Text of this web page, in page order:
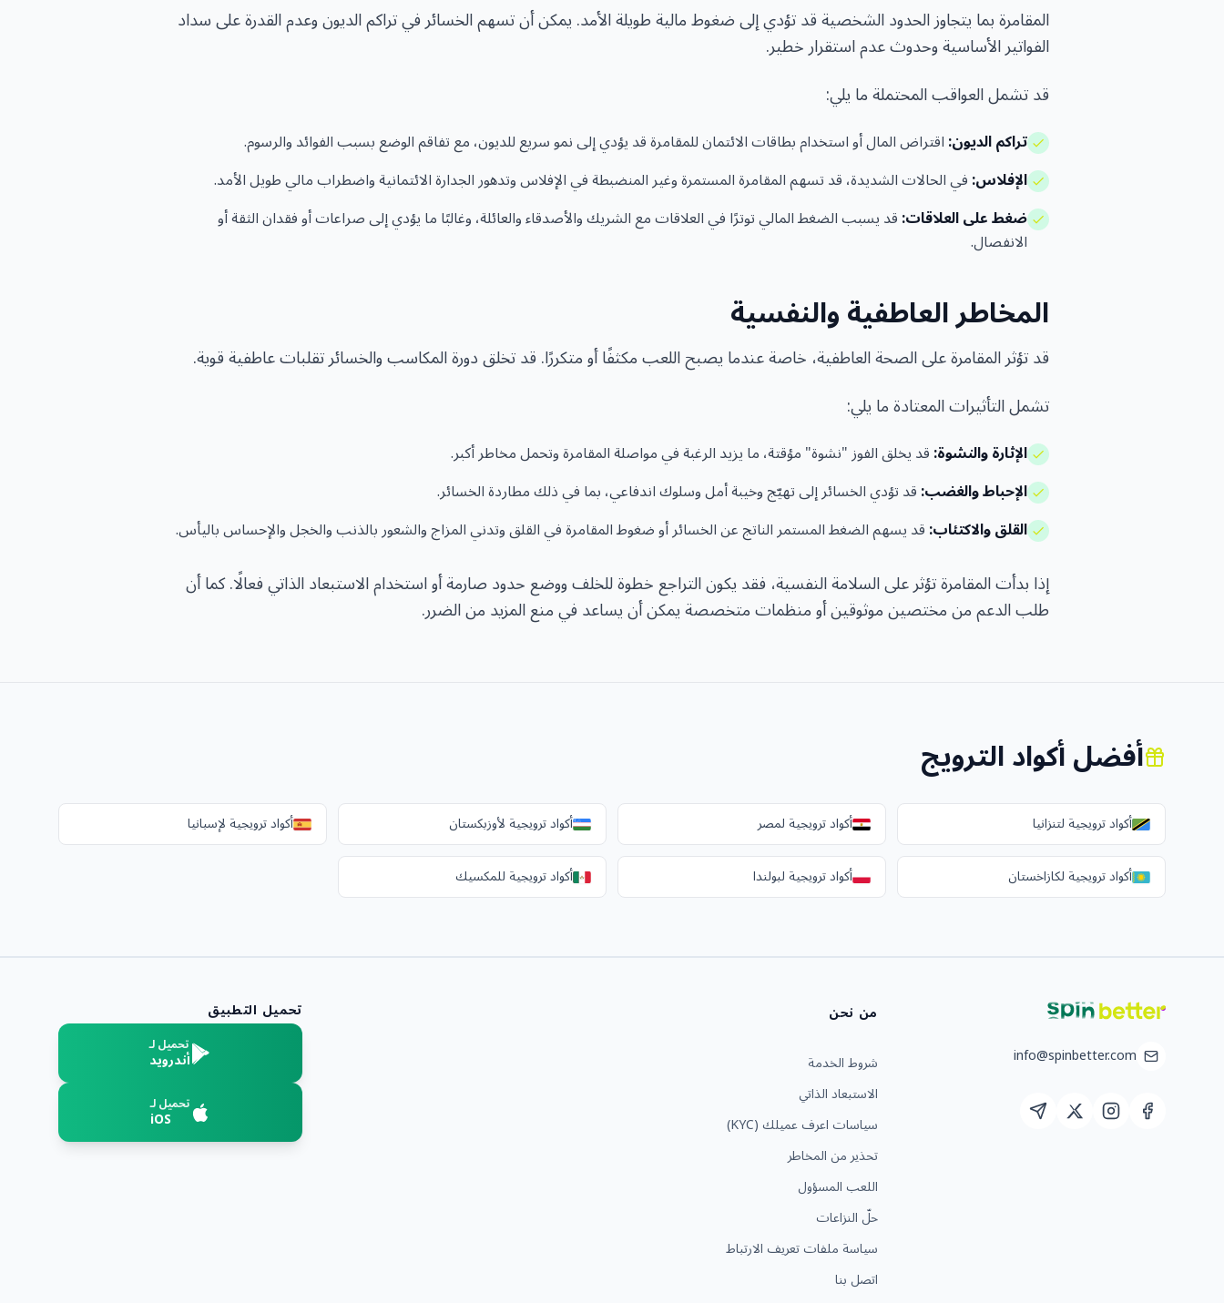
المقامرة بما يتجاوز الحدود الشخصية قد تؤدي إلى ضغوط مالية طويلة الأمد. يمكن أن تسهم الخسائر في تراكم الديون وعدم القدرة على سداد
الفواتير الأساسية وحدوث عدم استقرار خطير.
قد تشمل العواقب المحتملة ما يلي:
تراكم الديون:اقتراض المال أو استخدام بطاقات الائتمان للمقامرة قد يؤدي إلى نمو سريع للديون، مع تفاقم الوضع بسبب الفوائد والرسوم.
الإفلاس:في الحالات الشديدة، قد تسهم المقامرة المستمرة وغير المنضبطة في الإفلاس وتدهور الجدارة الائتمانية واضطراب مالي طويل الأمد.
ضغط على العلاقات:قد يسبب الضغط المالي توترًا في العلاقات مع الشريك والأصدقاء والعائلة، وغالبًا ما يؤدي إلى صراعات أو فقدان الثقة أو
الانفصال.
المخاطر العاطفية والنفسية
قد تؤثر المقامرة على الصحة العاطفية، خاصة عندما يصبح اللعب مكثفًا أو متكررًا. قد تخلق دورة المكاسب والخسائر تقلبات عاطفية قوية.
تشمل التأثيرات المعتادة ما يلي:
الإثارة والنشوة:قد يخلق الفوز "نشوة" مؤقتة، ما يزيد الرغبة في مواصلة المقامرة وتحمل مخاطر أكبر.
الإحباط والغضب:قد تؤدي الخسائر إلى تهيّج وخيبة أمل وسلوك اندفاعي، بما في ذلك مطاردة الخسائر.
القلق والاكتئاب:قد يسهم الضغط المستمر الناتج عن الخسائر أو ضغوط المقامرة في القلق وتدني المزاج والشعور بالذنب والخجل والإحساس باليأس.
إذا بدأت المقامرة تؤثر على السلامة النفسية، فقد يكون التراجع خطوة للخلف ووضع حدود صارمة أو استخدام الاستبعاد الذاتي فعالًا. كما أن
طلب الدعم من مختصين موثوقين أو منظمات متخصصة يمكن أن يساعد في منع المزيد من الضرر.
أفضل أكواد الترويج
أكواد ترويجية لتنزانيا أكواد ترويجية لمصر أكواد ترويجية لأوزبكستان
أكواد ترويجية لإسبانيا
أكواد ترويجية لكازاخستان
أكواد ترويجية لبولندا أكواد ترويجية للمكسيك
info@spinbetter.com
من نحن
شروط الخدمة
الاستبعاد الذاتي
سياسات اعرف عميلك (KYC)
تحذير من المخاطر
اللعب المسؤول
حلّ النزاعات
سياسة ملفات تعريف الارتباط
اتصل بنا
تحميل التطبيق
تحميل لـ
أندرويد
تحميل لـ
iOS